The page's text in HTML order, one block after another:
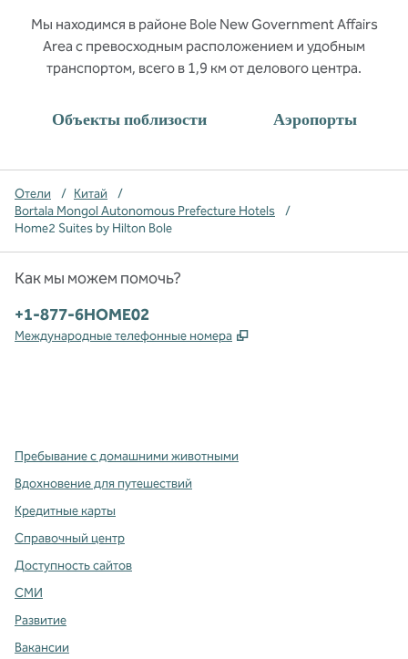
Мы находимся в районе Bole New Government Affairs
Area с превосходным расположением и удобным
транспортом, всего в 1,9 км от делового центра.
Объекты поблизости Аэропорты
Отели / Китай
/
Bortala Mongol Autonomous Prefecture Hotels
/
Home2 Suites by Hilton Bole
Как мы можем помочь?
Телефон:
+1-877-6HOME02
Международные телефонные номера ,
Пребывание с домашними животными
Вдохновение для путешествий
Кредитные карты
Справочный центр
Доступность сайтов
СМИ
Развитие
Вакансии